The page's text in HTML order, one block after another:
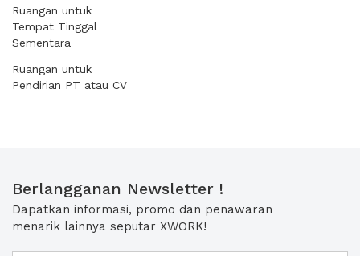
Ruangan untuk
Tempat Tinggal
Sementara
Ruangan untuk
Pendirian PT atau CV
Berlangganan Newsletter !
Dapatkan informasi, promo dan penawaran
menarik lainnya seputar XWORK!